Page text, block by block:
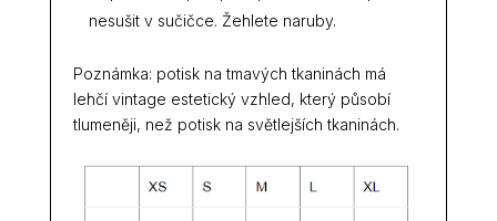
nesušit v sučičce. Žehlete naruby.
Poznámka: potisk na tmavých tkaninách má
lehčí vintage estetický vzhled, který působí
tlumeněji, než potisk na světlejších tkaninách.